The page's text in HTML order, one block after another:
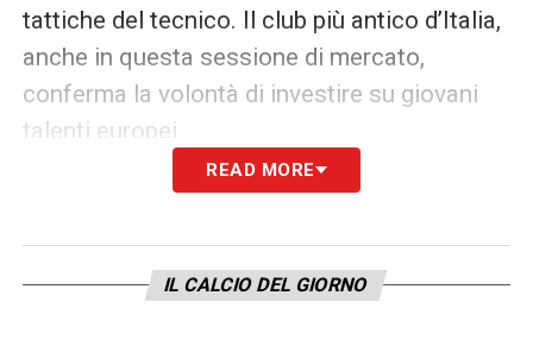
tattiche del tecnico. Il club più antico d’Italia,
anche in questa sessione di mercato,
conferma la volontà di investire su giovani
talenti europei.
All’interno delcalciomercato Genoa
cui scommettere. Il suo profilo risponde
perfettamente alla filosofia rossoblù:
READ MORE
IL CALCIO DEL GIORNO